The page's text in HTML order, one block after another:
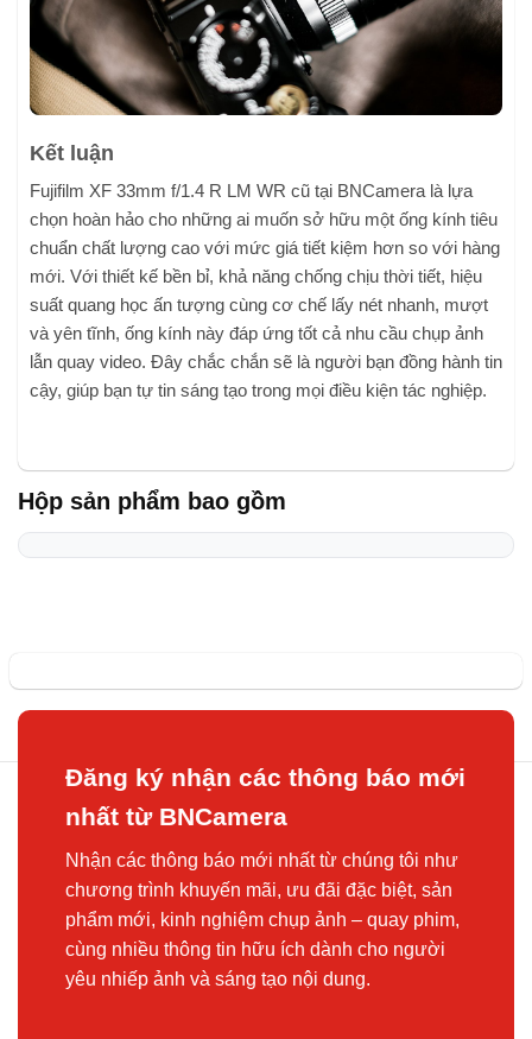
Kết luận
Fujifilm XF 33mm f/1.4 R LM WR cũ tại BNCamera là lựa
chọn hoàn hảo cho những ai muốn sở hữu một ống kính tiêu
chuẩn chất lượng cao với mức giá tiết kiệm hơn so với hàng
mới. Với thiết kế bền bỉ, khả năng chống chịu thời tiết, hiệu
suất quang học ấn tượng cùng cơ chế lấy nét nhanh, mượt
và yên tĩnh, ống kính này đáp ứng tốt cả nhu cầu chụp ảnh
lẫn quay video. Đây chắc chắn sẽ là người bạn đồng hành tin
cậy, giúp bạn tự tin sáng tạo trong mọi điều kiện tác nghiệp.
Hộp sản phẩm bao gồm
Đăng ký nhận các thông báo mới
nhất từ BNCamera
Nhận các thông báo mới nhất từ chúng tôi như
chương trình khuyến mãi, ưu đãi đặc biệt, sản
phẩm mới, kinh nghiệm chụp ảnh – quay phim,
cùng nhiều thông tin hữu ích dành cho người
yêu nhiếp ảnh và sáng tạo nội dung.